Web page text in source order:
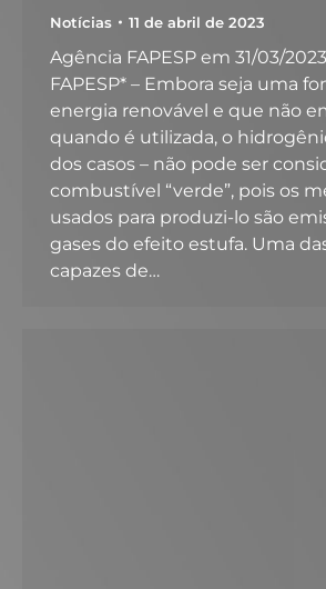
Notícias 11 de abril de 2023
Agência FAPESP em 31/03/
FAPESP* – Embora seja uma
energia renovável e que não
quando é utilizada, o
dos casos – não pode ser
combustível “verde”, pois os
usados para produzi-lo são
gases do efeito estufa. Uma
capazes de…